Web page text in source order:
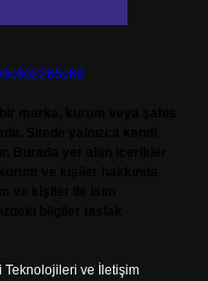
Teknolojileri ve İletişim